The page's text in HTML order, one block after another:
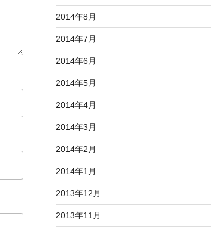
2014年8月
2014年7月
2014年6月
2014年5月
2014年4月
2014年3月
2014年2月
2014年1月
2013年12月
2013年11月